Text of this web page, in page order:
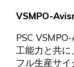
VSMPO-
PSC
工能力と共
フル生産サ